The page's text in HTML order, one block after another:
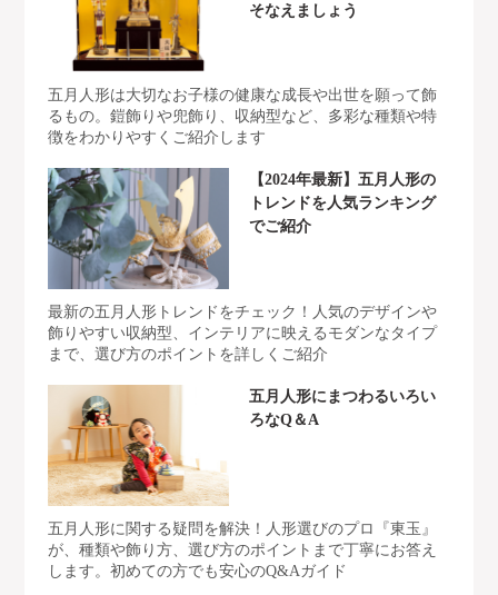
そなえましょう
五月人形は大切なお子様の健康な成長や出世を願って飾
るもの。鎧飾りや兜飾り、収納型など、多彩な種類や特
徴をわかりやすくご紹介します
【2024年最新】五月人形の
トレンドを人気ランキング
でご紹介
最新の五月人形トレンドをチェック！人気のデザインや
飾りやすい収納型、インテリアに映えるモダンなタイプ
まで、選び方のポイントを詳しくご紹介
五月人形にまつわるいろい
ろなQ＆A
五月人形に関する疑問を解決！人形選びのプロ『東玉』
が、種類や飾り方、選び方のポイントまで丁寧にお答え
します。初めての方でも安心のQ&Aガイド